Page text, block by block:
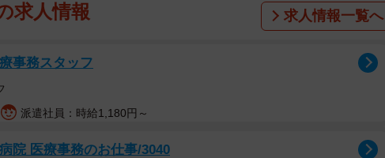
た居原田麗（いはらだれい）さん。京都市内の中高に通った後、滋
求人情報 求人情報一覧へ
事務スタッフ
派遣社員：時給1,180円～
院 医療事務のお仕事/3040